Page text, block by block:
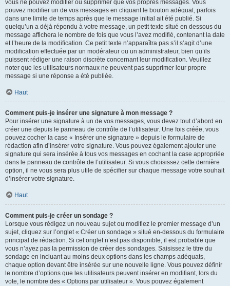
vous ne pouvez modifier ou supprimer que vos propres messages. Vous
pouvez modifier un de vos messages en cliquant le bouton adéquat, parfois
dans une limite de temps après que le message initial ait été publié. Si
quelqu’un a déjà répondu à votre message, un petit texte situé en dessous du
message affichera le nombre de fois que vous l’avez modifié, contenant la date
et l’heure de la modification. Ce petit texte n’apparaîtra pas s’il s’agit d’une
modification effectuée par un modérateur ou un administrateur, bien qu’ils
puissent rédiger une raison discrète concernant leur modification. Veuillez
noter que les utilisateurs normaux ne peuvent pas supprimer leur propre
message si une réponse a été publiée.
Haut
Comment puis-je insérer une signature à mon message ?
Pour insérer une signature à un de vos messages, vous devez tout d’abord en
créer une depuis le panneau de contrôle de l’utilisateur. Une fois créée, vous
pouvez cocher la case « Insérer une signature » depuis le formulaire de
rédaction afin d’insérer votre signature. Vous pouvez également ajouter une
signature qui sera insérée à tous vos messages en cochant la case appropriée
dans le panneau de contrôle de l’utilisateur. Si vous choisissez cette dernière
option, il ne vous sera plus utile de spécifier sur chaque message votre souhait
d’insérer votre signature.
Haut
Comment puis-je créer un sondage ?
Lorsque vous rédigez un nouveau sujet ou modifiez le premier message d’un
sujet, cliquez sur l’onglet « Créer un sondage » situé en-dessous du formulaire
principal de rédaction. Si cet onglet n’est pas disponible, il est probable que
vous n’ayez pas la permission de créer des sondages. Saisissez le titre du
sondage en incluant au moins deux options dans les champs adéquats,
chaque option devant être insérée sur une nouvelle ligne. Vous pouvez définir
le nombre d’options que les utilisateurs peuvent insérer en modifiant, lors du
vote, le nombre des « Options par utilisateur ». Vous pouvez également